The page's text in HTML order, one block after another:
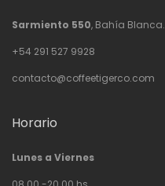
Sarmiento 550, Bahía Blanca.
+54 291 527 9928
contacto@coffeetigerco.com
Horario
Lunes a Viernes